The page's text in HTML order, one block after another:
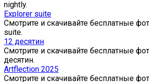
nightly.
Explorer suite
Смотрите и скачивайте бесплатные
suite.
12 десятин
Смотрите и скачивайте бесплатные
десятин.
Artflection 2025
Смотрите и скачивайте бесплатные